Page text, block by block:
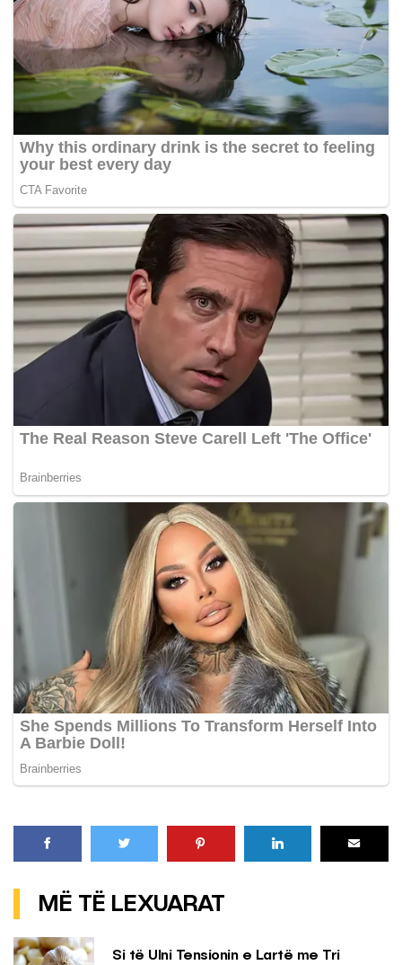
MË TË LEXUARAT
Si të Ulni Tensionin e Lartë me Tri